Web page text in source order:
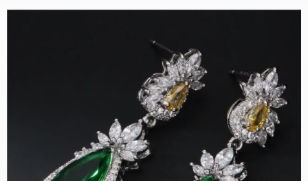
y toca AÑADIR A LA PANTALLA DE INICIO
onlinedragshop ahora está instalado como APLICACIÓN